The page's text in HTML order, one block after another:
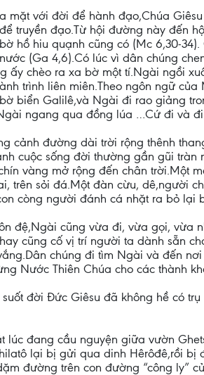
mặt với đời để hành đạo,Chúa
truyền đạo.Từ hội đường này đến
hồ hiu quạnh cũng có (Mc 6,30-
(Ga 4,6).Có lúc vì dân chúng
ấy chèo ra xa bờ một tí.Ngài ngồi
trình liên miên.Theo ngôn ngữ
biển Galilê,và Ngài đi rao giảng
ngang qua đồng lúa …Cứ đi và
cảnh đường dài trời rộng thênh
cuộc sống đời thường gần gũi
vàng mở rộng đến chân trời.Một
trên sỏi đá.Một đàn cừu, dê,người
còng người đánh cá nhặt ra bỏ lại
đệ,Ngài cũng vừa đi, vừa gọi, vừa
cũng cố vị trí người ta dành sẵn
chúng đi tìm Ngài và đến
Nước Thiên Chúa cho các thành
đời Đức Giêsu đã không hề có
lúc đang cầu nguyện giữa vườn
lại bị gửi qua dinh Hêrôđê,rồi bị
đường trên con đường “công ly”